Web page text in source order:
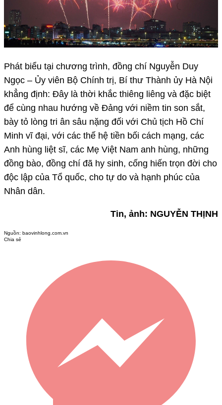
Phát biểu tại chương trình, đồng chí Nguyễn Duy
Ngọc – Ủy viên Bộ Chính trị, Bí thư Thành ủy Hà Nội
khẳng định: Đây là thời khắc thiêng liêng và đặc biệt
để cùng nhau hướng về Đảng với niềm tin son sắt,
bày tỏ lòng tri ân sâu nặng đối với Chủ tịch Hồ Chí
Minh vĩ đại, với các thế hệ tiền bối cách mạng, các
Anh hùng liệt sĩ, các Mẹ Việt Nam anh hùng, những
đồng bào, đồng chí đã hy sinh, cống hiến trọn đời cho
độc lập của Tổ quốc, cho tự do và hạnh phúc của
Nhân dân.
Tin, ảnh: NGUYỄN THỊNH
Nguồn: baovinhlong.com.vn
Chia sẻ